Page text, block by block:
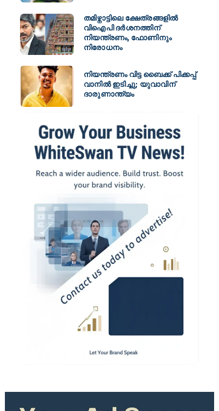
തമിഴ്നാട്ടിലെ ക്ഷേത്രങ്ങളിൽ
വിഐപി ദർശനത്തിന്
നിയന്ത്രണം, ഫോണിനും
നിരോധനം
നിയന്ത്രണം വിട്ട ബൈക്ക് പിക്കപ്പ്
വാനിൽ ഇടിച്ചു; യുവാവിന്
ദാരുണാന്ത്യം